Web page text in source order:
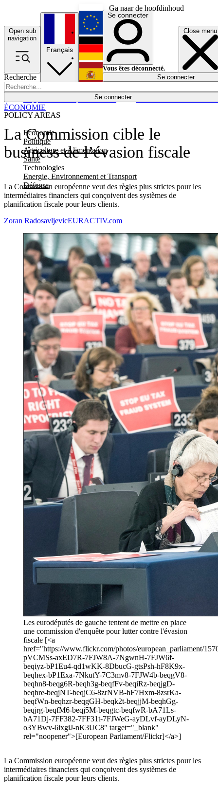
Ga naar de hoofdinhoud
Open sub
navigation
Close menu
Recherche
Se connecter
POLICY AREAS
Economie
Politique
Agriculture et Alimentation
Santé
Technologies
Energie, Environnement et Transport
Défense
Économie
Français
English
Deutsch
Español
Se connecter
Vous êtes déconnecté.
Se connecter
La Commission cible le
business de l’évasion fiscale
La Commission européenne veut des règles plus strictes pour les
intermédiaires financiers qui conçoivent des systèmes de
planification fiscale pour leurs clients.
ÉCONOMIE
Zoran RadosavljevicEURACTIV.com
Les eurodéputés de gauche tentent de mettre en place
une commission d'enquête pour lutter contre l'évasion
fiscale [<a
href="https://www.flickr.com/photos/european_parliament/
pVCMSs-axED7R-7FJW8A-7NgwnH-7FJW6f-
beqiyz-bP1Eu4-qd1wKK-8DbucG-gtsPsh-hF8K9x-
beqhex-bP1Exa-7NkutY-7C3mv8-7FJW4b-beqgV8-
beqhn8-beqg6R-beqh3g-beqfFv-beqiRz-beqjgD-
beqhre-beqjNT-beqjC6-8zrNVB-hF7Hxm-8zsrKa-
beqfWn-beqhzr-beqgGH-beqk2t-beqjjM-beqhGg-
beqjrg-beqfM6-beqj5M-beqgtc-beqfwR-bA71Ls-
bA71Dj-7FF382-7FF31t-7FJWeG-ayDLvf-ayDLyN-
o3YBwv-6ixgiJ-nK3UC8" target="_blank"
rel="noopener">[European Parliament/Flickr]</a>]
La Commission européenne veut des règles plus strictes pour les
intermédiaires financiers qui conçoivent des systèmes de
planification fiscale pour leurs clients.